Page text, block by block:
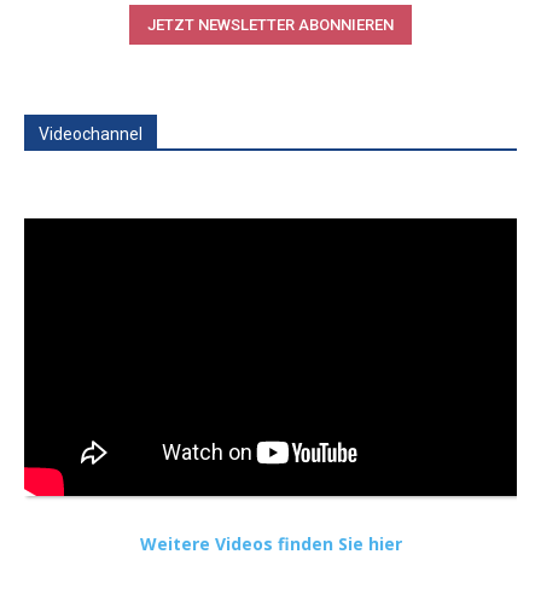
JETZT NEWSLETTER ABONNIEREN
Videochannel
Weitere Videos finden Sie hier